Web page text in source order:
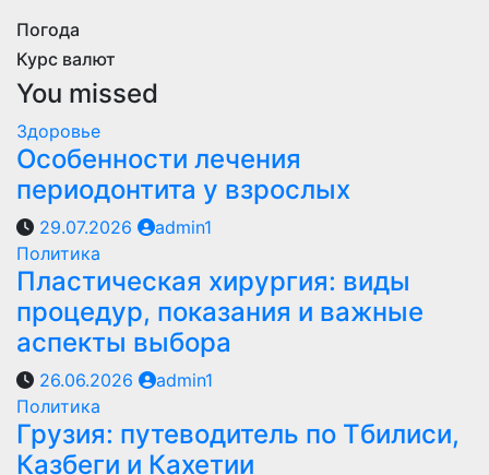
Погода
Курс валют
You missed
Здоровье
Особенности лечения
периодонтита у взрослых
29.07.2026
admin1
Политика
Пластическая хирургия: виды
процедур, показания и важные
аспекты выбора
26.06.2026
admin1
Политика
Грузия: путеводитель по Тбилиси,
Казбеги и Кахетии